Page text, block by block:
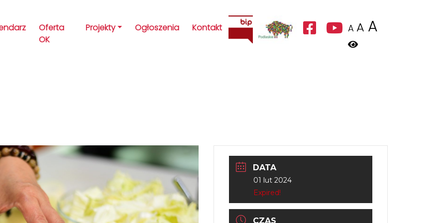
Oferta
OK
Projekty Ogłoszenia Kontakt A A A
DATA
01 lut 2024
Expired!
CZAS